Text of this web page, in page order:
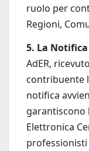
ruolo per
Regioni,
5. La
AdER,
contribuente
notifica
garantiscono
Elettronica